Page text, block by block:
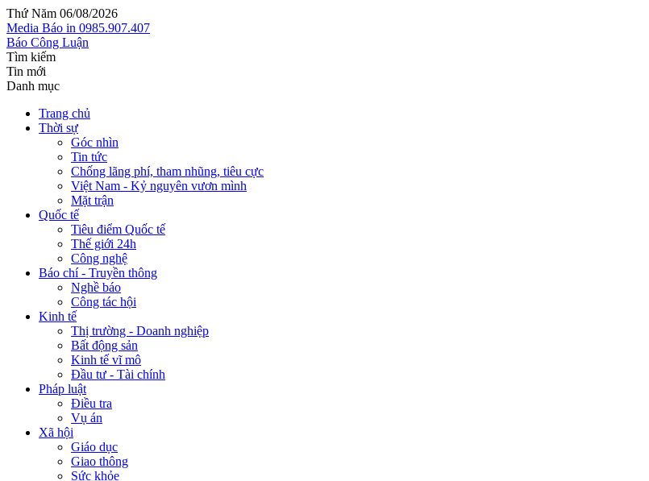
Thứ Năm 06/08/2026
Media Báo in 0985.907.407
Báo Công Luận
Tìm kiếm
Tin mới
Danh mục
Trang chủ
Thời sự
Góc nhìn
Tin tức
Chống lãng phí, tham nhũng, tiêu cực
Việt Nam - Kỷ nguyên vươn mình
Mặt trận
Quốc tế
Tiêu điểm Quốc tế
Thế giới 24h
Công nghệ
Báo chí - Truyền thông
Nghề báo
Công tác hội
Kinh tế
Thị trường - Doanh nghiệp
Bất động sản
Kinh tế vĩ mô
Đầu tư - Tài chính
Pháp luật
Điều tra
Vụ án
Xã hội
Giáo dục
Giao thông
Sức khỏe